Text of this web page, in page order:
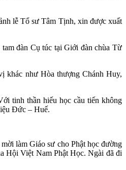
lễ Tổ sư Tâm Tịnh, xin được xuất
đàn Cụ túc tại Giới đàn chùa Từ
khác như Hòa thượng Chánh Huy,
tinh thần hiếu học cầu tiến không
Đức – Huế.
làm Giáo sư cho Phật học đường
Hội Việt Nam Phật Học. Ngài đã đi